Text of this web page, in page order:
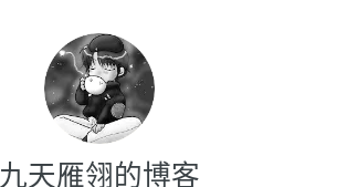
九天雁翎的博客